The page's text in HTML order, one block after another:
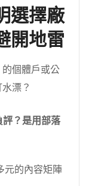
選擇廠
開地雷
個體戶或公
漂？
評？是用部落
元的內容矩陣